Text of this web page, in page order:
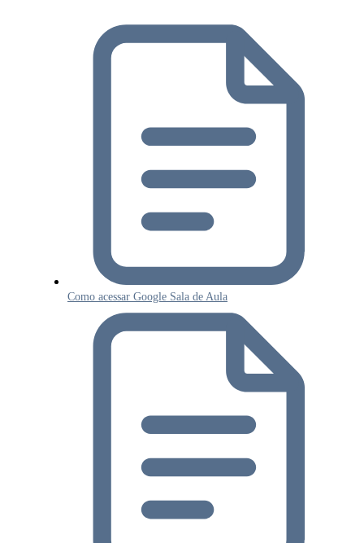
Como acessar Google Sala de Aula